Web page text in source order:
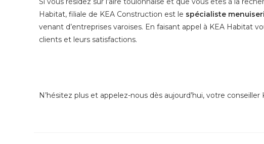
Habitat, filiale de KEA Construction est le spécialiste
venant d’entreprises varoises. En faisant appel à KEA Habitat
clients et leurs satisfactions.
N’hésitez plus et appelez-nous dès aujourd’hui, votre